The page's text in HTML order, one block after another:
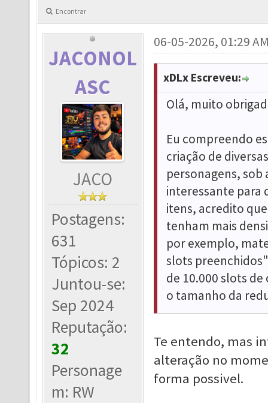
Encontrar
JACONOL
ASC
JACO
Postagens:
631
Tópicos: 2
Juntou-se:
Sep 2024
Reputação:
32
Personage
m: RW
06-05-2026, 01:29
xDLx Escreveu:
Olá, muito
Eu compreendo
criação de
personagens,
interessante para
itens, acredito
tenham mais
por exemplo,
slots
de 10.000 slots
o tamanho da
Te entendo, mas
alteração no
forma possivel.